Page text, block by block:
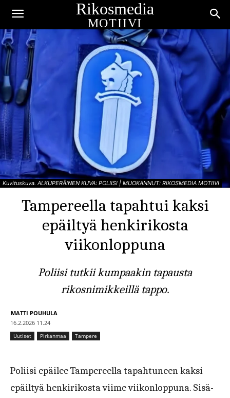
Rikosmedia
MOTIIVI
Kuvituskuva. ALKUPERÄINEN KUVA: POLIISI | MUOKANNUT: RIKOSMEDIA MOTIIVI
Tampereella tapahtui kaksi
epäiltyä henkirikosta
viikonloppuna
Poliisi tutkii kumpaakin tapausta
rikosnimikkeillä tappo.
MATTI POUHULA
16.2.2026 11.24
Uutiset Pirkanmaa Tampere
Poliisi epäilee Tampereella tapahtuneen kaksi
epäiltyä henkirikosta viime viikonloppuna. Sisä-